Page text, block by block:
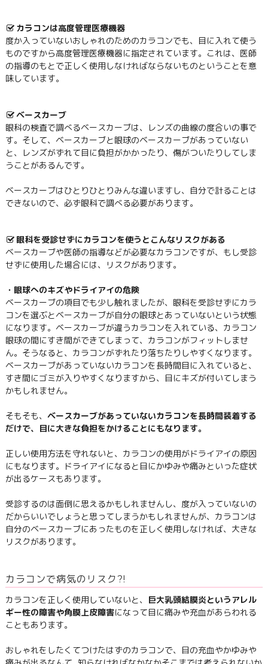
カラコンは高度管理医療機器
度か入っていないおしゃれのためのカラコンでも、目に入れて使う
ものですから高度管理医療機器に指定されています。これは、医師
の指導のもとで正しく使用しなければならないものということを意
味しています。
ベースカーブ
眼科の検査で調べるベースカーブは、レンズの曲線の度合いの事で
す。そして、ベースカーブと眼球のベースカーブがあっていない
と、レンズがずれて目に負担がかかったり、傷がついたりしてしま
うことがあるんです。
ベースカーブはひとりひとりみんな違いますし、自分で計ることは
できないので、必ず眼科で調べる必要があります。
眼科を受診せずにカラコンを使うとこんなリスクがある
ベースカーブや医師の指導などが必要なカラコンですが、もし受診
せずに使用した場合には、リスクがあります。
・眼球へのキズやドライアイの危険
ベースカーブの項目でも少し触れましたが、眼科を受診せずにカラ
コンを選ぶとベースカーブが自分の眼球とあっていないという状態
になります。ベースカーブが違うカラコンを入れている、カラコン
眼球の間にすき間ができてしまって、カラコンがフィットしませ
ん。そうなると、カラコンがずれたり落ちたりしやすくなります。
ベースカーブがあっていないカラコンを長時間目に入れていると、
すき間にゴミが入りやすくなりますから、目にキズが付いてしまう
かもしれません。
そもそも、 ベースカーブがあっていないカラコンを長時間装着する
だけで、目に大きな負担をかけることにもなります。
正しい使用方法を守れないと、カラコンの使用がドライアイの原因
にもなります。ドライアイになると目にかゆみや痛みといった症状
が出るケースもあります。
受診するのは面倒に思えるかもしれませんし、度が入っていないの
だからいいでしょうと思ってしまうかもしれませんが、カラコンは
自分のベースカーブにあったものを正しく使用しなければ、大きな
リスクがあります。
カラコンで病気のリスク?!
カラコンを正しく使用していないと、
巨大乳頭結膜炎というアレル
ギー性の障害や角膜上皮障害になって目に痛みや充血があらわれる
こともあります。
おしゃれをしたくてつけたはずのカラコンで、目の充血やかゆみや